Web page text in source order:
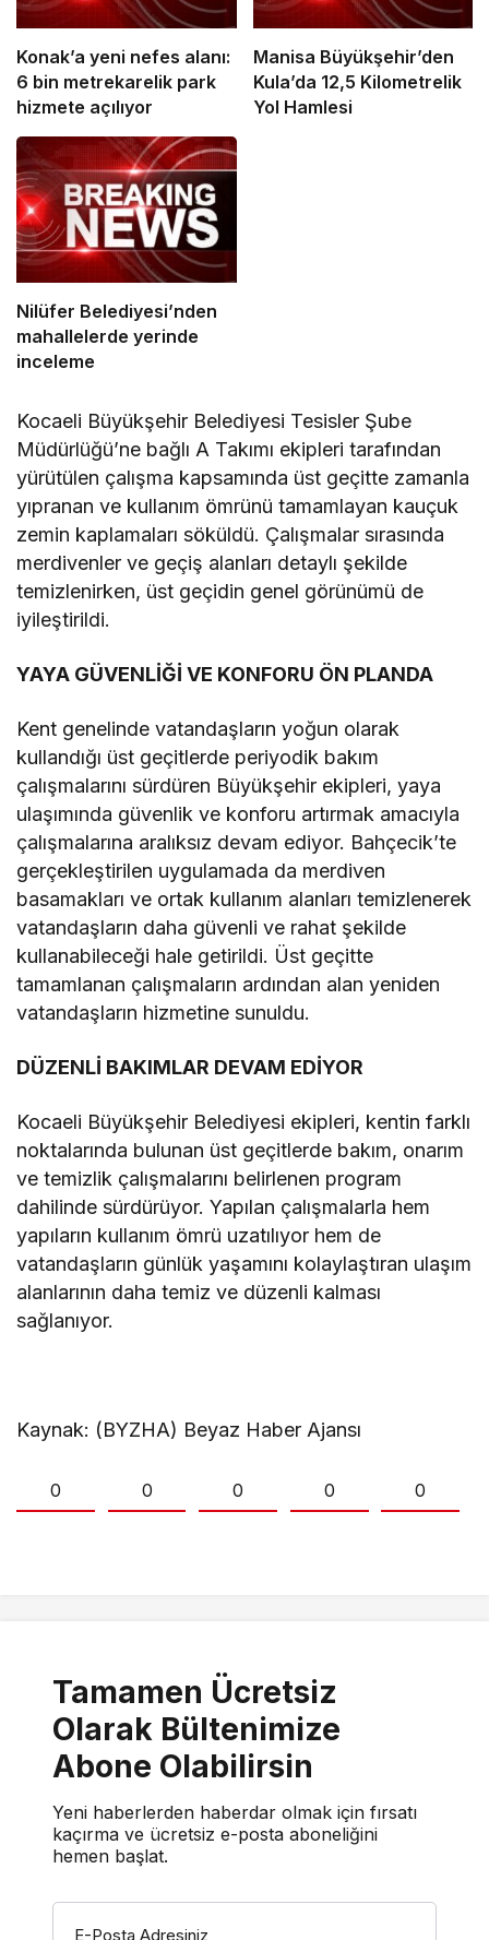
Konak’a yeni nefes alanı:
6 bin metrekarelik park
hizmete açılıyor
Manisa Büyükşehir’den
Kula’da 12,5 Kilometrelik
Yol Hamlesi
Nilüfer Belediyesi’nden
mahallelerde yerinde
inceleme
Kocaeli Büyükşehir Belediyesi Tesisler Şube
Müdürlüğü’ne bağlı A Takımı ekipleri tarafından
yürütülen çalışma kapsamında üst geçitte zamanla
yıpranan ve kullanım ömrünü tamamlayan kauçuk
zemin kaplamaları söküldü. Çalışmalar sırasında
merdivenler ve geçiş alanları detaylı şekilde
temizlenirken, üst geçidin genel görünümü de
iyileştirildi.
YAYA GÜVENLİĞİ VE KONFORU ÖN PLANDA
Kent genelinde vatandaşların yoğun olarak
kullandığı üst geçitlerde periyodik bakım
çalışmalarını sürdüren Büyükşehir ekipleri, yaya
ulaşımında güvenlik ve konforu artırmak amacıyla
çalışmalarına aralıksız devam ediyor. Bahçecik’te
gerçekleştirilen uygulamada da merdiven
basamakları ve ortak kullanım alanları temizlenerek
vatandaşların daha güvenli ve rahat şekilde
kullanabileceği hale getirildi. Üst geçitte
tamamlanan çalışmaların ardından alan yeniden
vatandaşların hizmetine sunuldu.
DÜZENLİ BAKIMLAR DEVAM EDİYOR
Kocaeli Büyükşehir Belediyesi ekipleri, kentin farklı
noktalarında bulunan üst geçitlerde bakım, onarım
ve temizlik çalışmalarını belirlenen program
dahilinde sürdürüyor. Yapılan çalışmalarla hem
yapıların kullanım ömrü uzatılıyor hem de
vatandaşların günlük yaşamını kolaylaştıran ulaşım
alanlarının daha temiz ve düzenli kalması
sağlanıyor.
Kaynak: (BYZHA) Beyaz Haber Ajansı
0 0 0 0 0
Tamamen Ücretsiz
Olarak Bültenimize
Abone Olabilirsin
Yeni haberlerden haberdar olmak için fırsatı
kaçırma ve ücretsiz e-posta aboneliğini
hemen başlat.
E-Posta Adresiniz